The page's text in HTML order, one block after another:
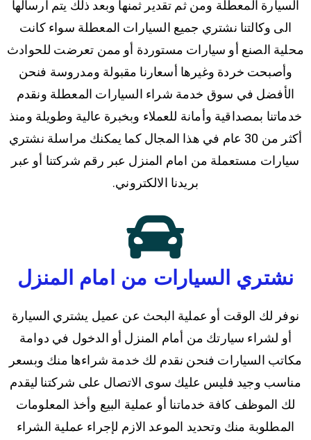
السيارة المعطلة ومن ثم تقدير ثمنها وبعد ذلك يتم ارسالها
الى وكالتنا نشتري جميع السيارات المعطلة سواء كانت
محلية الصنع أو سيارات مستوردة أو ممن تعرضت للحوادث
وأصبحت خردة وغيرها أسعارنا مقبولة ومدروسة فنحن
الأفضل في سوق خدمة شراء السيارات المعطلة ونقدم
خدماتنا بمصداقية وأمانة للعملاء وبخبرة عالية وطويلة ومنذ
أكثر من 30 عام في هذا المجال كما يمكنك مراسلة نشتري
سيارات مستعملة من امام المنزل عبر رقم شركتنا أو عبر
بريدنا الالكتروني.
نشتري السيارات من امام المنزل
نوفر لك الوقت أو عملية البحث عن عميل يشتري السيارة
أو لشراء سيارتك من أمام المنزل أو الدخول في دوامة
مكاتب السيارات فنحن نقدم لك خدمة شراءها منك وبسعر
مناسب وجيد فليس عليك سوى الاتصال على شركتنا ليقدم
لك الموظف كافة خدماتنا أو عملية البيع وأخذ المعلومات
المطلوبة منك وتحديد الموعد الازم لإجراء عملية الشراء